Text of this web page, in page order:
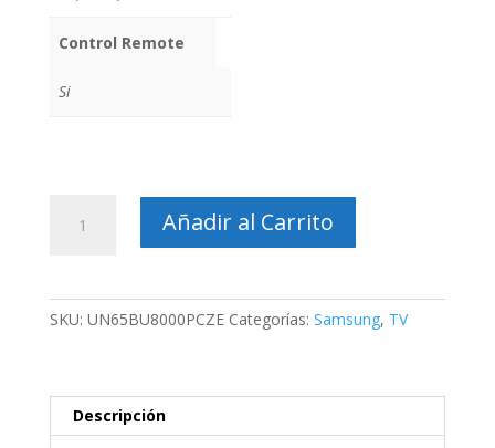
Control Remote
Si
Samsung
cantidad
Añadir al Carrito
SKU: UN65BU8000PCZE Categorías: Samsung, TV
Descripción